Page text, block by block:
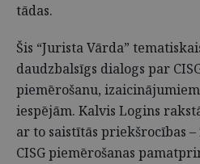
tādas.
Šis “Jurista Vārda”
daudzbalsīgs dialogs par
piemērošanu,
iespējām. Kalvis Logins
ar to saistītās priekšrocības –
CISG piemērošanas